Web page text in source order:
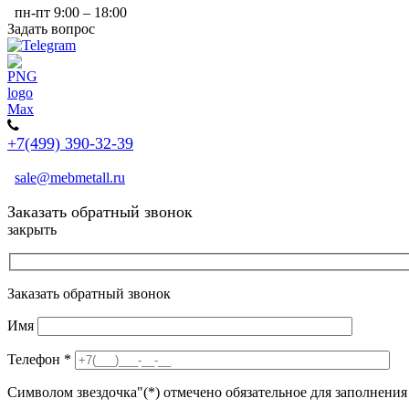
пн-пт 9:00 – 18:00
Задать вопрос
+7(499) 390-32-39
sale@mebmetall.ru
Заказать обратный звонок
закрыть
Заказать обратный звонок
Имя
Телефон *
Символом звездочка"(*) отмечено обязательное для